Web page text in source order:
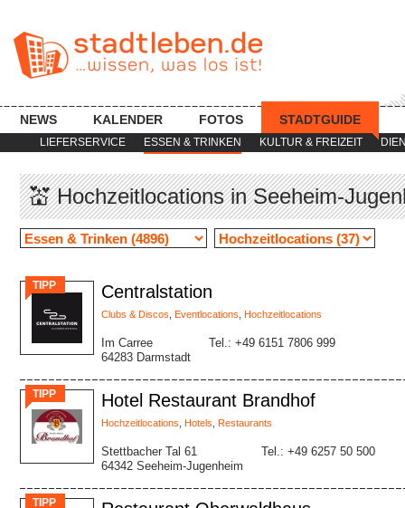
LIEFERSERVICE ESSEN & TRINKEN KULTUR & FREIZEIT
NEWS KALENDER FOTOS STADTGUIDE
💒 Hochzeitlocations in Seeheim-
TIPP Centralstation
Clubs & Discos Eventlocations Hochzeitlocations
Im Carree
64283 Darmstadt
Tel.: +49 6151 7806 999
TIPP Hotel Restaurant Brandhof
Hochzeitlocations Hotels Restaurants
Stettbacher Tal 61
64342 Seeheim-Jugenheim
Tel.: +49 6257 50 500
TIPP